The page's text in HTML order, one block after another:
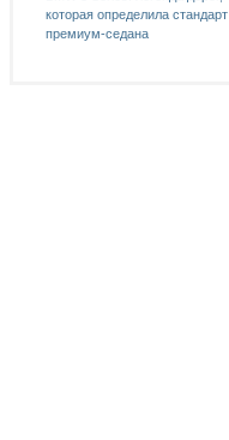
которая определила стандарт
премиум-седана